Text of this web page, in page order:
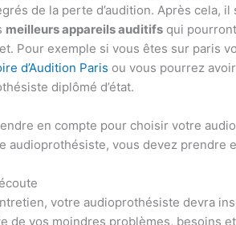
de la perte d’audition. Après cela,
meilleurs appareils auditifs qui
Pour exemple si vous êtes sur paris
d’Audition Paris ou vous pourrez
diplômé d’état.
en compte pour choisir votre
audioprothésiste, vous devez prendre
votre audioprothésiste devra
de vos moindres problèmes, besoins